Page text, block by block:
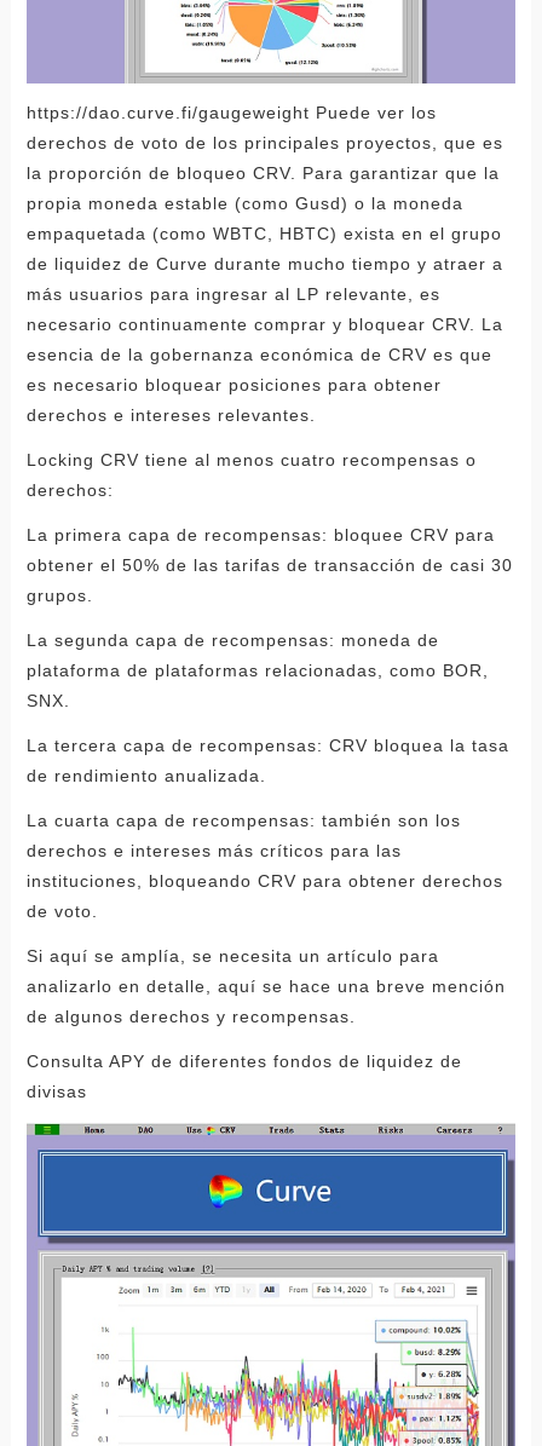
https://dao.curve.fi/gaugeweight Puede ver los
derechos de voto de los principales proyectos, que es
la proporción de bloqueo CRV. Para garantizar que la
propia moneda estable (como Gusd) o la moneda
empaquetada (como WBTC, HBTC) exista en el grupo
de liquidez de Curve durante mucho tiempo y atraer a
más usuarios para ingresar al LP relevante, es
necesario continuamente comprar y bloquear CRV. La
esencia de la gobernanza económica de CRV es que
es necesario bloquear posiciones para obtener
derechos e intereses relevantes.
Locking CRV tiene al menos cuatro recompensas o
derechos:
La primera capa de recompensas: bloquee CRV para
obtener el 50% de las tarifas de transacción de casi 30
grupos.
La segunda capa de recompensas: moneda de
plataforma de plataformas relacionadas, como BOR,
SNX.
La tercera capa de recompensas: CRV bloquea la tasa
de rendimiento anualizada.
La cuarta capa de recompensas: también son los
derechos e intereses más críticos para las
instituciones, bloqueando CRV para obtener derechos
de voto.
Si aquí se amplía, se necesita un artículo para
analizarlo en detalle, aquí se hace una breve mención
de algunos derechos y recompensas.
Consulta APY de diferentes fondos de liquidez de
divisas